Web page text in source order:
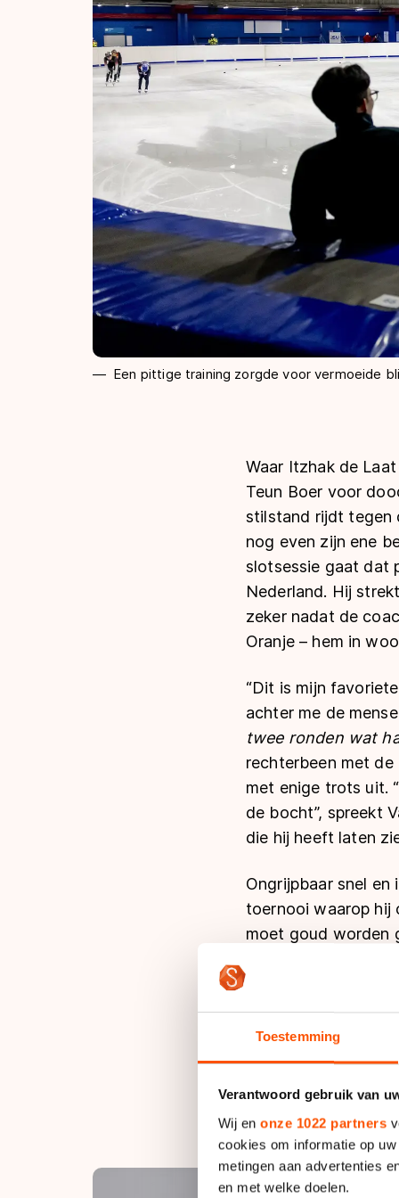
Toestemming
Verantwoord gebruik van
Wij en onze 1022 partners
cookies om informatie op
metingen aan advertenties
en met welke doelen.
Een pittige training zorgde voor vermoeide
Waar Itzhak de
Teun Boer voor
stilstand rijdt tegen
nog even zijn ene
slotsessie gaat dat
Nederland. Hij
zeker nadat de
Oranje – hem in
“Dit is mijn
achter me de
twee ronden wat
rechterbeen met de
met enige trots uit.
de bocht”, spreekt
die hij heeft laten
Ongrijpbaar snel
toernooi waarop hij
moet goud worden
gewicht (71,5 kg),
Kerstholt, red.):
herstel ik er niet